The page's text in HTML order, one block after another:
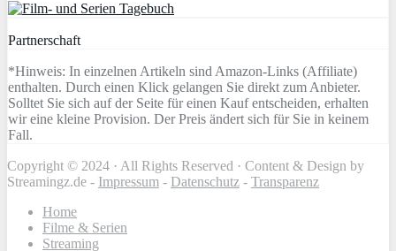
Partnerschaft
*Hinweis: In einzelnen Artikeln sind Amazon-Links (Affiliate)
enthalten. Durch einen Klick gelangen Sie direkt zum Anbieter.
Solltet Sie sich auf der Seite für einen Kauf entscheiden, erhalten
wir eine kleine Provision. Der Preis ändert sich für Sie in keinem
Fall.
Copyright © 2024 · All Rights Reserved · Content & Design by
Streamingz.de - Impressum - Datenschutz - Transparenz
Home
Filme & Serien
Streaming